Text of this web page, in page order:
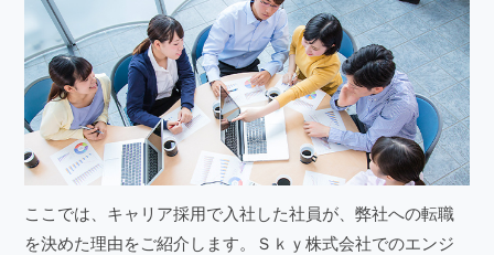
ここでは、キャリア採用で入社した社員が、弊社への転職
を決めた理由をご紹介します。Ｓｋｙ株式会社でのエンジ